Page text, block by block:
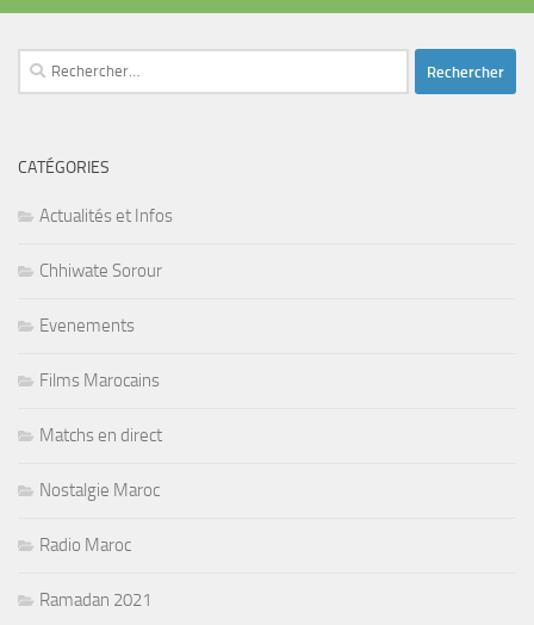
Rechercher :
CATÉGORIES
Actualités et Infos
Chhiwate Sorour
Evenements
Films Marocains
Matchs en direct
Nostalgie Maroc
Radio Maroc
Ramadan 2021